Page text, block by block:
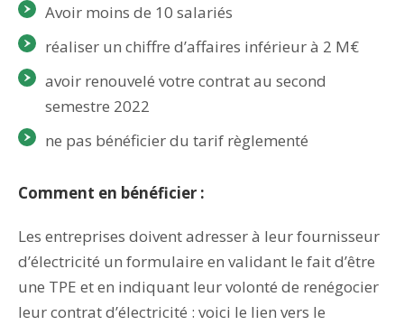
Avoir moins de 10 salariés
réaliser un chiffre d’affaires inférieur à 2 M€
avoir renouvelé votre contrat au second
semestre 2022
ne pas bénéficier du tarif règlementé
Comment en bénéficier :
Les entreprises doivent adresser à leur fournisseur
d’électricité un formulaire en validant le fait d’être
une TPE et en indiquant leur volonté de renégocier
leur contrat d’électricité : voici le lien vers le